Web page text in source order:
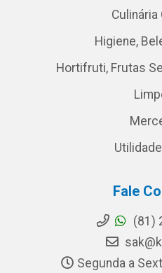
Culinária
Higiene,
Hortifruti, Frutas
Fale
(81)
Segunda a